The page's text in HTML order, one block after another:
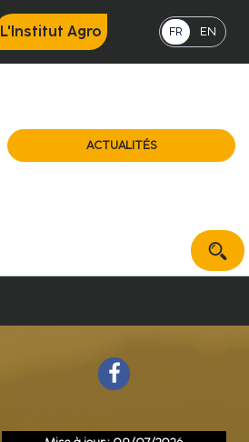
L'Institut Agro FR EN
ACTUALITÉS